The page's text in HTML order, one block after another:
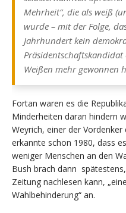
Mehrheit“, die als weiß
wurde – mit der Folge,
Jahrhundert kein
Weißen mehr gewonnen
Fortan waren es die
Minderheiten daran hindern
Weyrich, einer der
erkannte schon 1980, dass
weniger Menschen an den
Bush brach dann
Zeitung nachlesen kann,
Wahlbehinderung“ an.